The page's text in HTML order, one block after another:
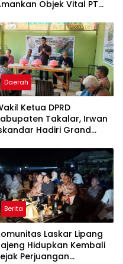
Objek Vital PT
Daerah
Ketua DPRD
Takalar, Irwan
Hadiri Grand
di Takalar,
Terapis Gratis
Pasien Dhuafa dan
Berita
Laskar Lipang
Hidupkan Kembali
Perjuangan